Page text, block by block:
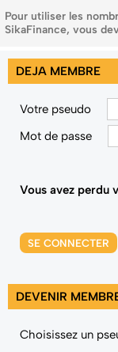
Pour utiliser les
SikaFinance, vous
DEJA MEMBRE
Votre pseudo
Mot de passe
Vous avez perdu
SE CONNECTER
DEVENIR
Choisissez un